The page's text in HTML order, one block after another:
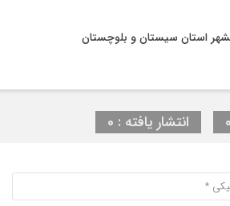
استان سیستان و بلوچستان
انتشار یافته : 0